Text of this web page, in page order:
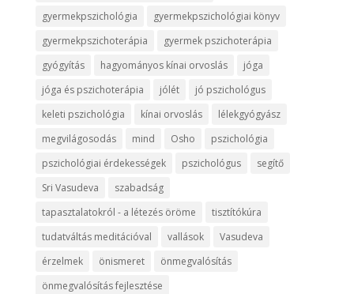
gyermekpszichológia
gyermekpszichológiai könyv
gyermekpszichoterápia
gyermek pszichoterápia
gyógyítás
hagyományos kínai orvoslás
jóga
jóga és pszichoterápia
jólét
jó pszichológus
keleti pszichológia
kínai orvoslás
lélekgyógyász
megvilágosodás
mind Osho
pszichológia
pszichológiai érdekességek
pszichológus
segítő
Sri Vasudeva
szabadság
tapasztalatokról - a létezés öröme
tisztítókúra
tudatváltás meditációval
vallások
Vasudeva
érzelmek
önismeret
önmegvalósítás
önmegvalósítás fejlesztése